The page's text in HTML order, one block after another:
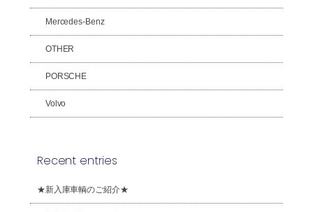
Mercedes-Benz
OTHER
PORSCHE
Volvo
Recent entries
★新入庫車輌のご紹介★